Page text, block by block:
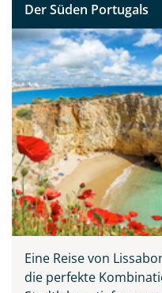
Der Süden Portugals
Eine Reise von
die perfekte